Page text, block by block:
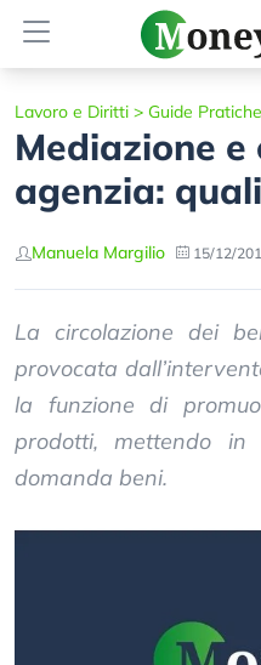
Lavoro e Diritti > Guide Pratiche
Mediazione
agenzia:
Manuela Margilio 15/12/
La circolazione dei
provocata
la funzione di
prodotti, mettendo
domanda beni.